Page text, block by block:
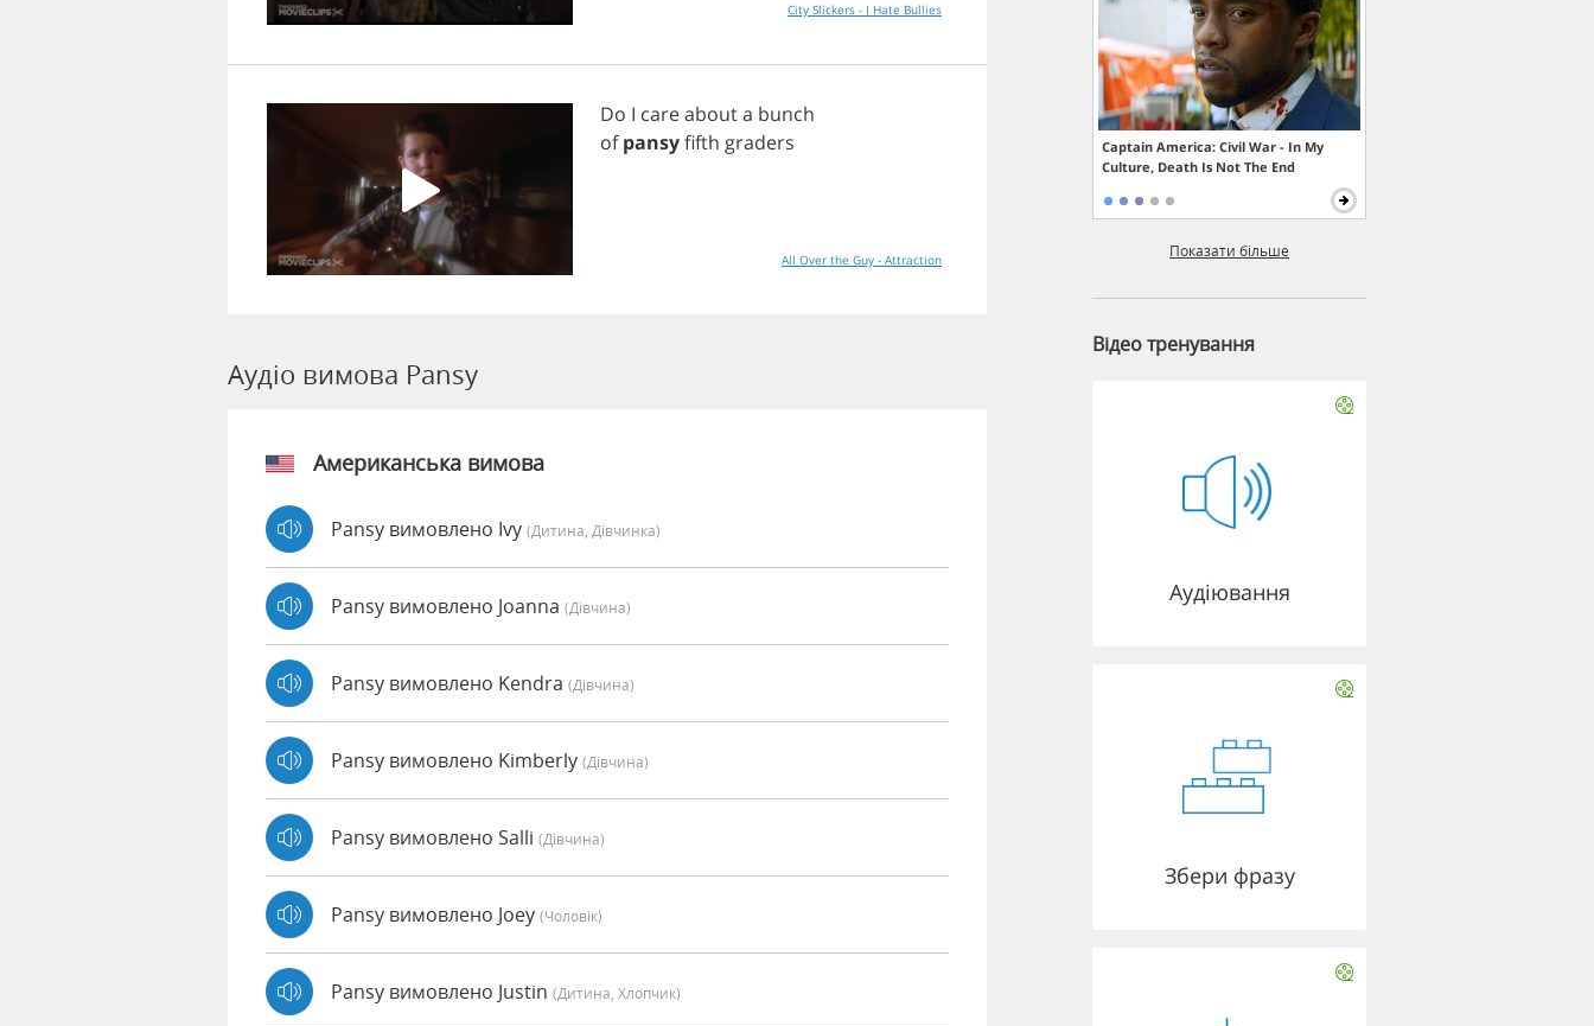
City Slickers - I Hate Bullies
Do I careabouta bunch
of pansyfifth graders
All Over the Guy - Attraction
Аудіо вимова Pansy
Американська вимова
Pansy вимовлено Ivy (дитина, Дівчинка)
Pansy вимовлено Joanna (дівчина)
Pansy вимовлено Kendra (дівчина)
Pansy вимовлено Kimberly (дівчина)
Pansy вимовлено Salli (дівчина)
Pansy вимовлено Joey (чоловік)
Pansy вимовлено Justin (дитина, Хлопчик)
Captain America: Civil War - In My
Culture, Death Is Not The End
Показати більше
Відео тренування
Аудіювання
Збери фразу